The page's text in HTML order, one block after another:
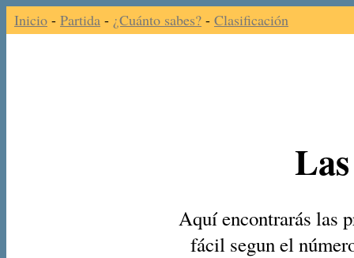
Inicio - Partida - ¿Cuánto sabes? - Clasificación
Aquí encontrarás las
fácil segun el